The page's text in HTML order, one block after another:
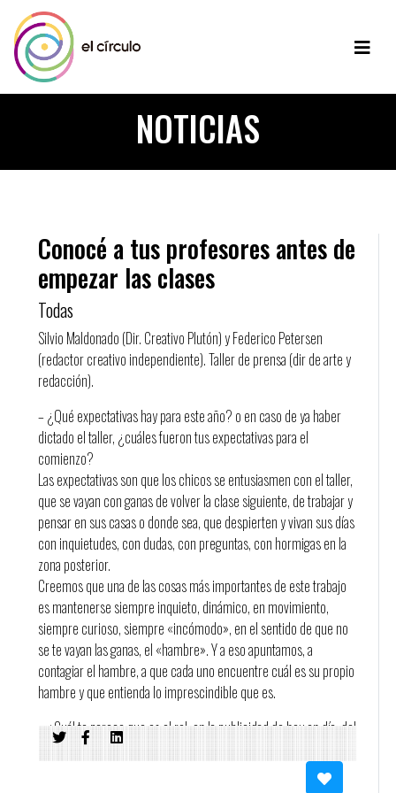
NOTICIAS
Conocé a tus profesores antes de
empezar las clases
Todas
Silvio Maldonado (Dir. Creativo Plutón) y Federico Petersen
(redactor creativo independiente). Taller de prensa (dir de arte y
redacción).
– ¿Qué expectativas hay para este año? o en caso de ya haber
dictado el taller, ¿cuáles fueron tus expectativas para el
comienzo?
Las expectativas son que los chicos se entusiasmen con el taller,
que se vayan con ganas de volver la clase siguiente, de trabajar y
pensar en sus casas o donde sea, que despierten y vivan sus días
con inquietudes, con dudas, con preguntas, con hormigas en la
zona posterior.
Creemos que una de las cosas más importantes de este trabajo
es mantenerse siempre inquieto, dinámico, en movimiento,
siempre curioso, siempre «incómodo», en el sentido de que no
se te vayan las ganas, el «hambre». Y a eso apuntamos, a
contagiar el hambre, a que cada uno encuentre cuál es su propio
hambre y que entienda lo imprescindible que es.
– ¿Cuál te parece que es el rol, en la publicidad de hoy en día, del
taller que dictas?
La prensa es uno de los «clásicos» de la publicidad, uno de los